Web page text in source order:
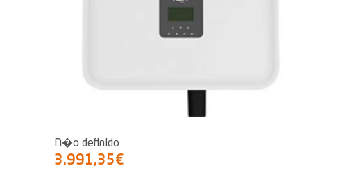
N�o definido
3.991,35€